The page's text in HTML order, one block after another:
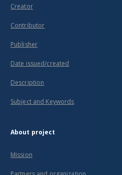
Creator
Contributor
Publisher
Date issued/created
Description
Subject and Keywords
About project
Mission